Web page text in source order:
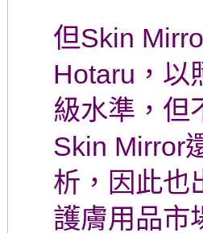
但Skin
Hotaru，以
級水準，但
Skin Mirror
析，因此也
護膚用品市